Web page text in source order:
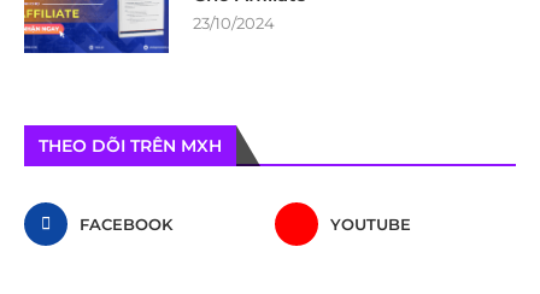
23/10/2024
THEO DÕI TRÊN MXH
FACEBOOK YOUTUBE